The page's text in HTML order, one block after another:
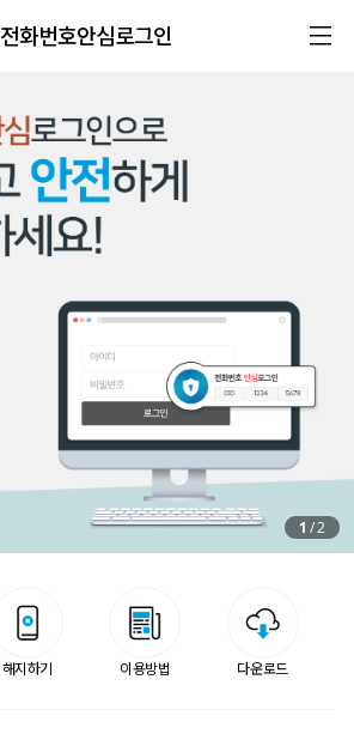
전화번호안심로그인
1 /2
해지하기 이용방법 다운로드